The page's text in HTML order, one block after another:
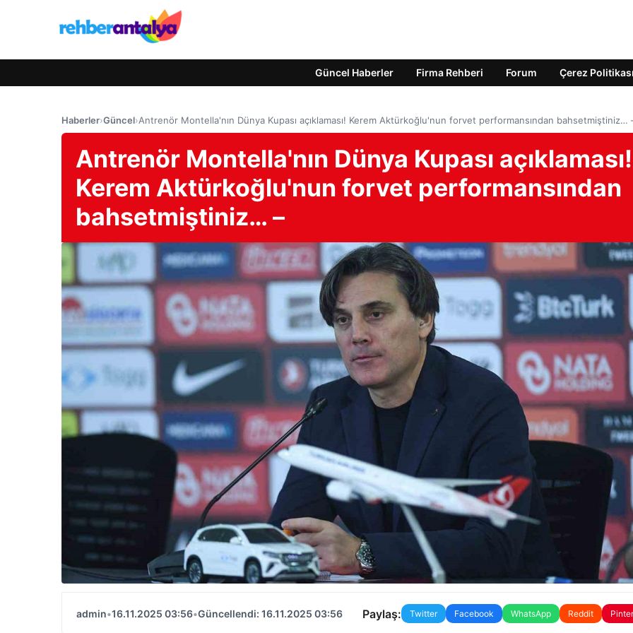
Güncel Haberler Firma Rehberi Forum Çerez Politikası
Haberler›Güncel›Antrenör Montella'nın Dünya Kupası açıklaması! Kerem Aktürkoğlu'nun forvet performansından bahsetmiştiniz…
Antrenör Montella'nın Dünya Kupası açıklaması!
Kerem Aktürkoğlu'nun forvet performansından
bahsetmiştiniz… –
admin•16.11.2025 03:56•Güncellendi: 16.11.2025 03:56 Paylaş: Twitter Facebook WhatsApp Reddit